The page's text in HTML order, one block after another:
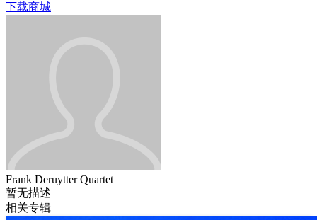
下载商城
Frank Deruytter Quartet
暂无描述
相关专辑